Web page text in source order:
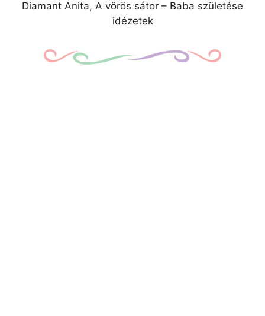
Diamant Anita, A vörös sátor – Baba születése
idézetek